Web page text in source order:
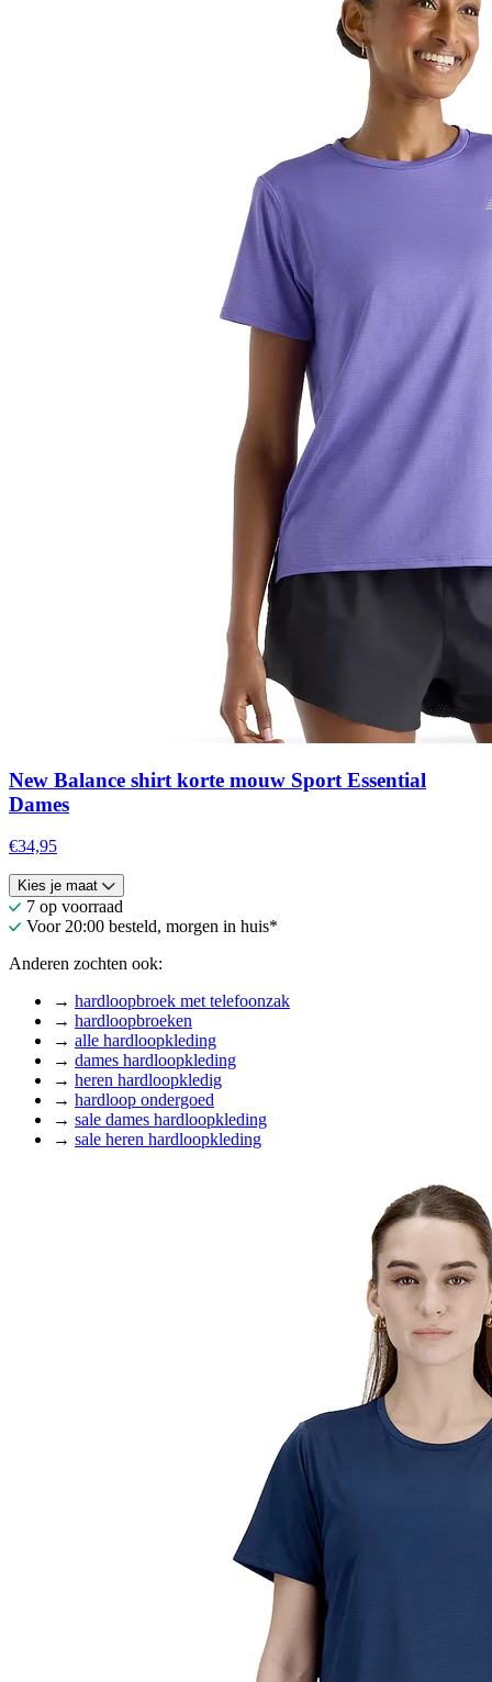
New Balance shirt korte mouw Sport Essential
Dames
€34,95
Kies je maat
7 op voorraad
Voor 20:00 besteld, morgen in huis*
Anderen zochten ook:
→ hardloopbroek met telefoonzak
→ hardloopbroeken
→ alle hardloopkleding
→ dames hardloopkleding
→ heren hardloopkledig
→ hardloop ondergoed
→ sale dames hardloopkleding
→ sale heren hardloopkleding